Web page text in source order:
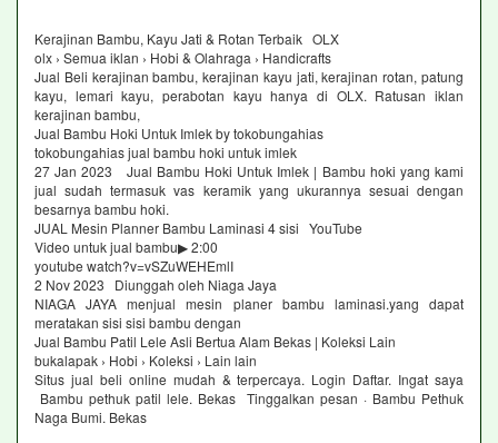
Kerajinan Bambu, Kayu Jati & Rotan Terbaik OLX
olx › Semua iklan › Hobi & Olahraga › Handicrafts
Jual Beli kerajinan bambu, kerajinan kayu jati, kerajinan rotan, patung
kayu, lemari kayu, perabotan kayu hanya di OLX. Ratusan iklan
kerajinan bambu,
Jual Bambu Hoki Untuk Imlek by tokobungahias
tokobungahias jual bambu hoki untuk imlek
27 Jan 2023 Jual Bambu Hoki Untuk Imlek | Bambu hoki yang kami
jual sudah termasuk vas keramik yang ukurannya sesuai dengan
besarnya bambu hoki.
JUAL Mesin Planner Bambu Laminasi 4 sisi YouTube
Video untuk jual bambu▶ 2:00
youtube watch?v=vSZuWEHEmlI
2 Nov 2023 Diunggah oleh Niaga Jaya
NIAGA JAYA menjual mesin planer bambu laminasi.yang dapat
meratakan sisi sisi bambu dengan
Jual Bambu Patil Lele Asli Bertua Alam Bekas | Koleksi Lain
bukalapak › Hobi › Koleksi › Lain lain
Situs jual beli online mudah & terpercaya. Login Daftar. Ingat saya
Bambu pethuk patil lele. Bekas Tinggalkan pesan · Bambu Pethuk
Naga Bumi. Bekas